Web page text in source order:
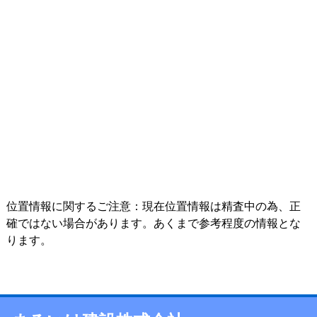
位置情報に関するご注意：現在位置情報は精査中の為、正
確ではない場合があります。あくまで参考程度の情報とな
ります。